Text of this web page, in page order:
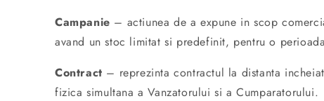
Campanie – actiunea de a expune in scop
avand un stoc limitat si predefinit, pentru o
Contract – reprezinta contractul la distanta
fizica simultana a Vanzatorului si a Cumparatorului.